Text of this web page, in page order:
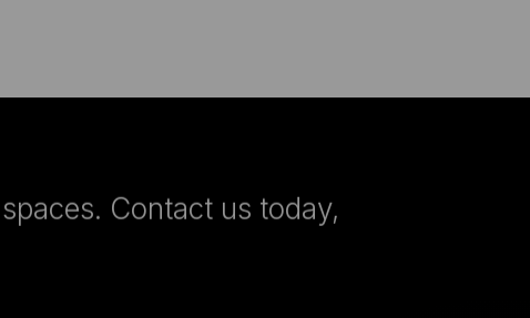
Contact us today,